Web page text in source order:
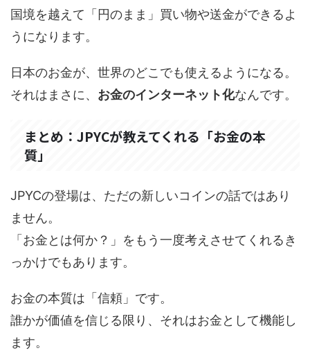
国境を越えて「円のまま」買い物や送金ができるよ
うになります。
日本のお金が、世界のどこでも使えるようになる。
それはまさに、 お金のインターネット化なんです。
まとめ：JPYCが教えてくれる「お金の本
質」
JPYCの登場は、ただの新しいコインの話ではあり
ません。
「お金とは何か？」をもう一度考えさせてくれるき
っかけでもあります。
お金の本質は「信頼」です。
誰かが価値を信じる限り、それはお金として機能し
ます。